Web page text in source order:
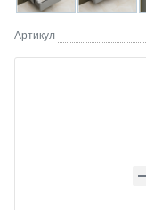
Артикул